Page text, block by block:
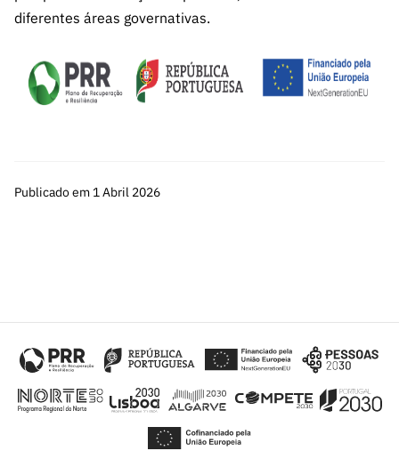
diferentes áreas governativas.
Publicado em 1 Abril 2026